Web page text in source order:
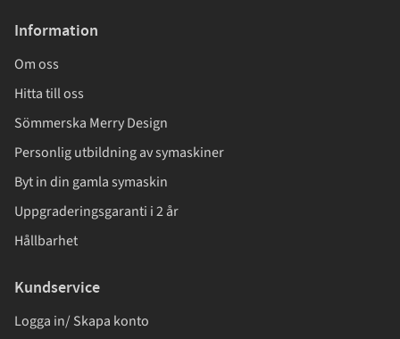
Information
Om oss
Hitta till oss
Sömmerska Merry Design
Personlig utbildning av symaskiner
Byt in din gamla symaskin
Uppgraderingsgaranti i 2 år
Hållbarhet
Kundservice
Logga in/ Skapa konto